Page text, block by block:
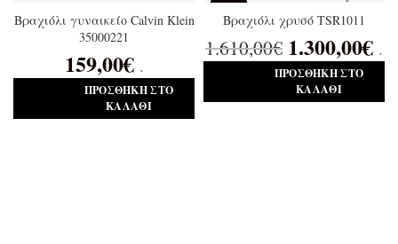
Βραχιόλι γυναικείο Calvin Klein
35000221
159,00€ .
ΠΡΟΣΘΉΚΗ ΣΤΟ
ΚΑΛΆΘΙ
Βραχιόλι χρυσό TSR1011
1.610,00€ 1.300,00€ .
ΠΡΟΣΘΉΚΗ ΣΤΟ
ΚΑΛΆΘΙ